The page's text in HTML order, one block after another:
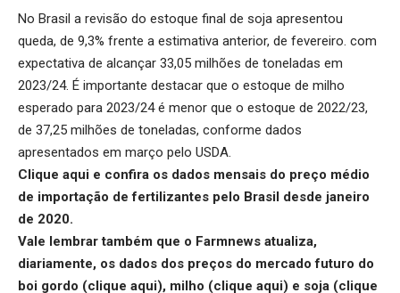
No Brasil a revisão do estoque final de soja apresentou
queda, de 9,3% frente a estimativa anterior, de fevereiro. com
expectativa de alcançar 33,05 milhões de toneladas em
2023/24. É importante destacar que o estoque de milho
esperado para 2023/24 é menor que o estoque de 2022/23,
de 37,25 milhões de toneladas, conforme dados
apresentados em março pelo USDA.
Clique aqui e confira os dados mensais do preço médio
de importação de fertilizantes pelo Brasil desde janeiro
de 2020.
Vale lembrar também que o Farmnews atualiza,
diariamente, os dados dos preços do mercado futuro do
boi gordo (clique aqui), milho (clique aqui) e soja (clique